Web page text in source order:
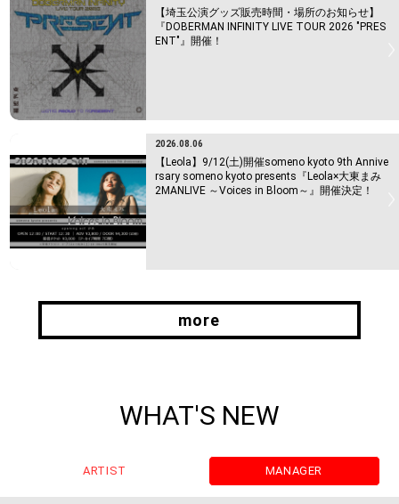
【埼玉公演グッズ販売時間・場所のお知らせ】
『DOBERMAN INFINITY LIVE TOUR 2026 "PRES
ENT"』開催！
2026.08.06
【Leola】9/12(土)開催someno kyoto 9th Annive
rsary someno kyoto presents『Leola×大東まみ
2MANLIVE ～Voices in Bloom～』開催決定！
more
WHAT'S NEW
ARTIST MANAGER